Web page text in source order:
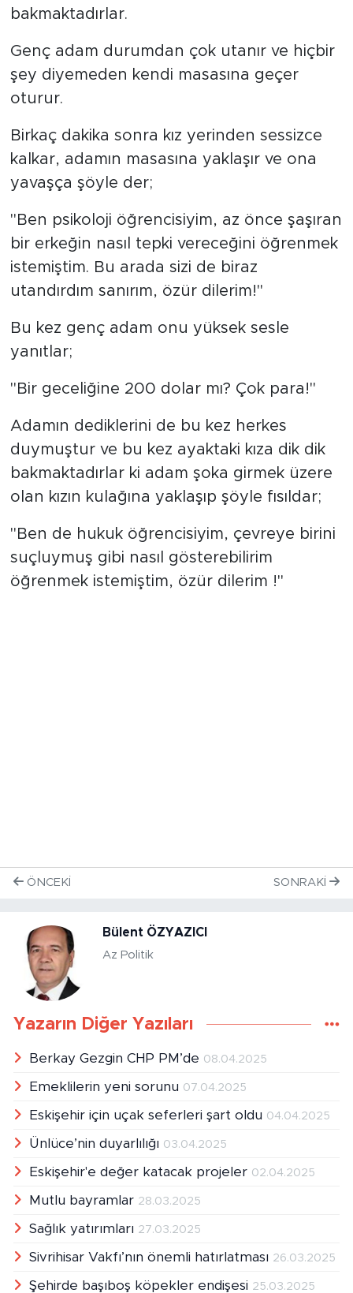
bakmaktadırlar.
Genç adam durumdan çok utanır ve hiçbir
şey diyemeden kendi masasına geçer
oturur.
Birkaç dakika sonra kız yerinden sessizce
kalkar, adamın masasına yaklaşır ve ona
yavaşça şöyle der;
"Ben psikoloji öğrencisiyim, az önce şaşıran
bir erkeğin nasıl tepki vereceğini öğrenmek
istemiştim. Bu arada sizi de biraz
utandırdım sanırım, özür dilerim!"
Bu kez genç adam onu yüksek sesle
yanıtlar;
"Bir geceliğine 200 dolar mı? Çok para!"
Adamın dediklerini de bu kez herkes
duymuştur ve bu kez ayaktaki kıza dik dik
bakmaktadırlar ki adam şoka girmek üzere
olan kızın kulağına yaklaşıp şöyle fısıldar;
"Ben de hukuk öğrencisiyim, çevreye birini
suçluymuş gibi nasıl gösterebilirim
öğrenmek istemiştim, özür dilerim !"
ÖNCEKI SONRAKI
Bülent ÖZYAZICI
Az Politik
Yazarın Diğer Yazıları
Berkay Gezgin CHP PM’de 08.04.2025
Emeklilerin yeni sorunu 07.04.2025
Eskişehir için uçak seferleri şart oldu 04.04.2025
Ünlüce’nin duyarlılığı 03.04.2025
Eskişehir'e değer katacak projeler 02.04.2025
Mutlu bayramlar 28.03.2025
Sağlık yatırımları 27.03.2025
Sivrihisar Vakfı’nın önemli hatırlatması 26.03.2025
Şehirde başıboş köpekler endişesi 25.03.2025